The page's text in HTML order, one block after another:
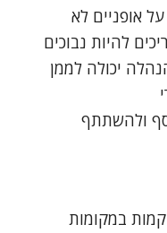
אופניים לא
להיות נבוכים
יכולה לממן
ולהשתתף
במקומות